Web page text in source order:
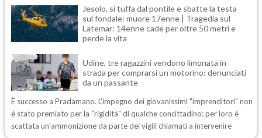
Jesolo, si tuffa dal pontile e sbatte la testa
sul fondale: muore 17enne | Tragedia sul
Latemar: 14enne cade per oltre 50 metri e
perde la vita
Udine, tre ragazzini vendono limonata in
strada per comprarsi un motorino: denunciati
da un passante
È successo a Pradamano. L'impegno dei giovanissimi "imprenditori" non
è stato premiato per la "rigidità" di qualche concittadino: per loro è
scattata un'ammonizione da parte dei vigili chiamati a intervenire